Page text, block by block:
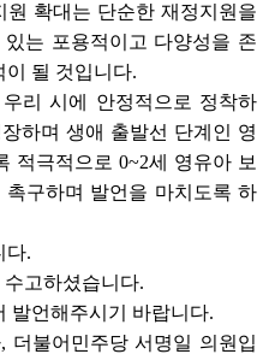
확대는 단순한 재정지원을
는 포용적이고 다양성을 존
이 될 것입니다.
리 시에 안정적으로 정착하
하며 생애 출발선 단계인 영
적극적으로 0~2세 영유아 보
구하며 발언을 마치도록 하
다.
고하셨습니다.
발언해주시기 바랍니다.
더불어민주당 서명일 의원입